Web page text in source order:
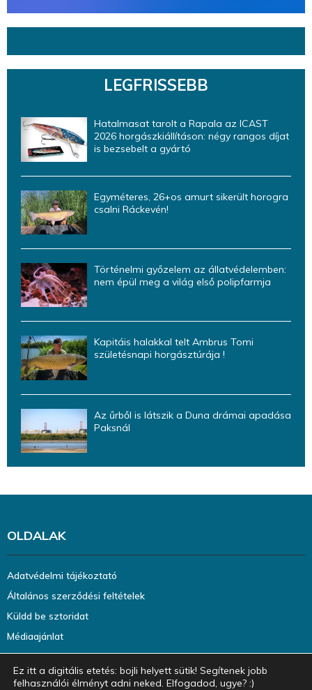
LEGFRISSEBB
Hatalmasat tarolt a Rapala az ICAST
2026 horgászkiállításon: négy rangos díjat
is bezsebelt a gyártó
Egyméteres, 26+os amurt sikerült horogra
csalni Ráckevén!
Történelmi győzelem az állatvédelemben:
nem épül meg a világ első polipfarmja
Kapitáis halakkal telt Ambrus Tomi
születésnapi horgásztúrája !
Az űrből is látszik a Duna drámai apadása
Paksnál
OLDALAK
Adatvédelmi tájékoztató
Általános szerződési feltételek
Küldd be sztoridat
Médiaajánlat
Ez itt a digitális etetés: bojli helyett sütik! Segítenek jobb
felhasználói élményt adni neked. Elfogadod, ugye? :)